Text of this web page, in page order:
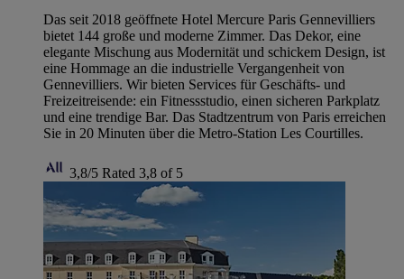
Das seit 2018 geöffnete Hotel Mercure Paris Gennevilliers
bietet 144 große und moderne Zimmer. Das Dekor, eine
elegante Mischung aus Modernität und schickem Design, ist
eine Hommage an die industrielle Vergangenheit von
Gennevilliers. Wir bieten Services für Geschäfts- und
Freizeitreisende: ein Fitnessstudio, einen sicheren Parkplatz
und eine trendige Bar. Das Stadtzentrum von Paris erreichen
Sie in 20 Minuten über die Metro-Station Les Courtilles.
3,8/5 Rated 3,8 of 5